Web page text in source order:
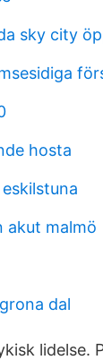
sky city
hosta
akut malmö
dal
lidelse.